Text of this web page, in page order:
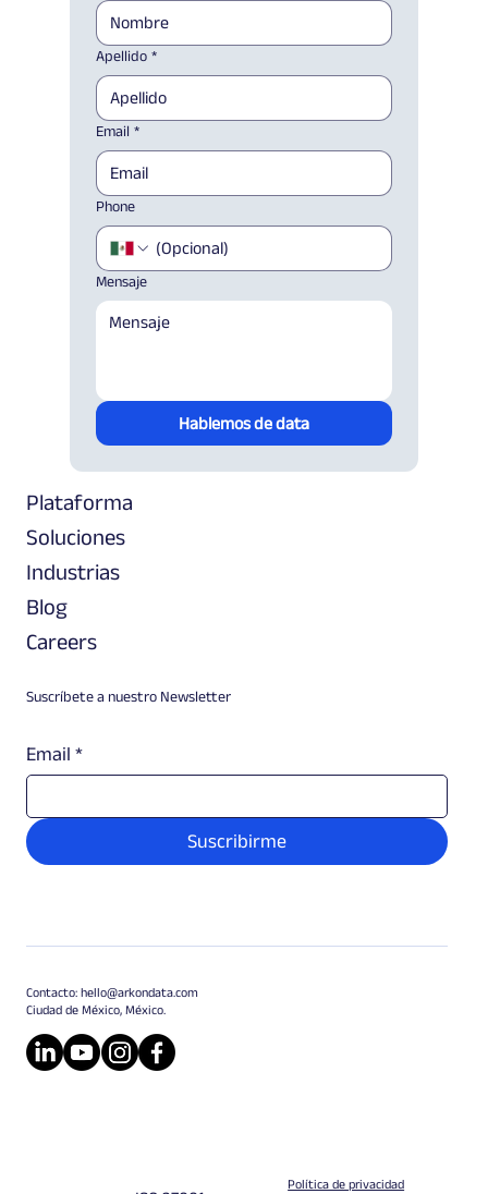
Apellido *
Email *
Phone
Mensaje
Hablemos de data
Plataforma
Soluciones
Industrias
Blog
Careers
Suscríbete a nuestro Newsletter
Email *
Suscribirme
Contacto: hello@arkondata.com
Ciudad de México, México.
Política de privacidad